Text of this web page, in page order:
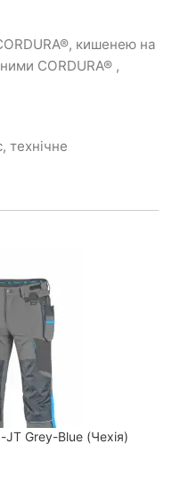
кишенею на
CORDURA® ,
технічне
Grey-Blue (Чехія)